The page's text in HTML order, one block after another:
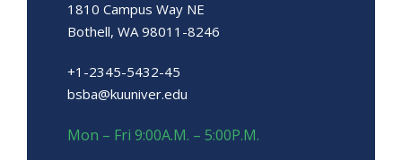
1810 Campus Way NE
Bothell, WA 98011-8246
+1-2345-5432-45
bsba@kuuniver.edu
Mon – Fri 9:00A.M. – 5:00P.M.